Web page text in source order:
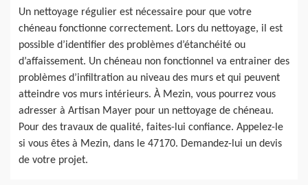
Un nettoyage régulier est nécessaire pour que votre
chéneau fonctionne correctement. Lors du nettoyage, il est
possible d’identifier des problèmes d’étanchéité ou
d’affaissement. Un chéneau non fonctionnel va entrainer des
problèmes d’infiltration au niveau des murs et qui peuvent
atteindre vos murs intérieurs. À Mezin, vous pourrez vous
adresser à Artisan Mayer pour un nettoyage de chéneau.
Pour des travaux de qualité, faites-lui confiance. Appelez-le
si vous êtes à Mezin, dans le 47170. Demandez-lui un devis
de votre projet.